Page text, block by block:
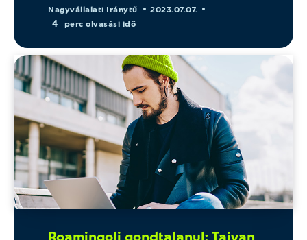
Nagyvállalati Iránytű 2023.07.07.
4 perc olvasási idő
Roamingolj gondtalanul: Tajvan